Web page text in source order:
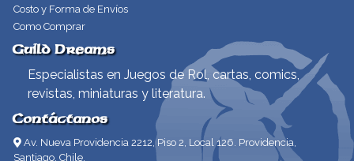
Costo y Forma de Envíos
Como Comprar
Guild Dreams
Especialistas en Juegos de Rol, cartas, comics,
revistas, miniaturas y literatura.
Contáctanos
Av. Nueva Providencia 2212, Piso 2, Local 126. Providencia,
Santiago, Chile.